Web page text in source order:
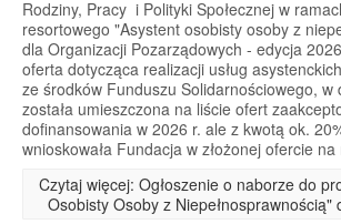
Rodziny, Pracy i Polityki Społecznej w
resortowego "Asystent osobisty osoby z
dla Organizacji Pozarządowych - edycja
oferta dotycząca realizacji usług
ze środków Funduszu Solidarnościowego, w
została umieszczona na liście ofert
dofinansowania w 2026 r. ale z kwotą ok.
wnioskowała Fundacja w złożonej ofercie
Czytaj więcej: Ogłoszenie o naborze do
Osobisty Osoby z Niepełnosprawnością"